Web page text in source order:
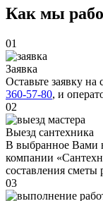
Как мы
01
Заявка
Оставьте заявку
360-57-80, и
02
Выезд сантехника
В выбранное Вами
компании
составления сметы
03